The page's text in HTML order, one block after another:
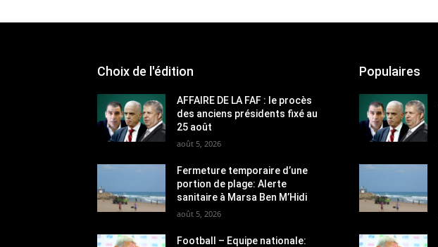
Choix de l'édition
AFFAIRE DE LA FAF : le procès
des anciens présidents fixé au
25 août
août 5, 2026
Fermeture temporaire d’une
portion de plage: Alerte
sanitaire à Marsa Ben M’Hidi
août 5, 2026
Football – Equipe nationale:
Populaires